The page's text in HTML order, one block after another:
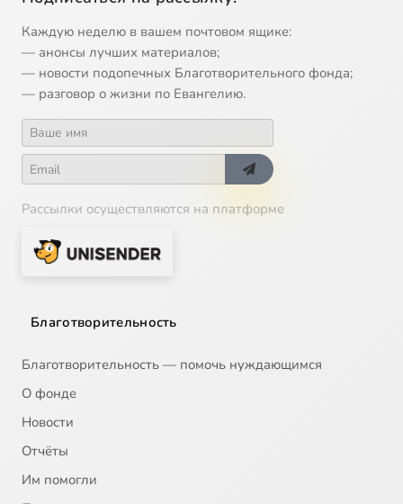
Каждую неделю в вашем почтовом ящике:
— анонсы лучших материалов;
— новости подопечных Благотворительного фонда;
— разговор о жизни по Евангелию.
Рассылки осуществляются на платформе
Благотворительность
Благотворительность — помочь нуждающимся
О фонде
Новости
Отчёты
Им помогли